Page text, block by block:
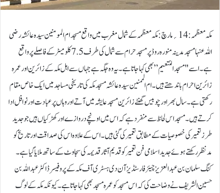
مکہ معظمہ :14؍مارچ: مکہ معظمہ کے شمال مغرب میں واقع مسجد ام المومنین سیدہ عائشہ رضی
اللہ عنہا مسجد مدینہ منورہ روڈ پر مسجد حرام سے شمال کی طرف 7.5 کلومیٹر کے فاصلے پر واقع
ہے۔ اسے "مسجد النتعیم” بھی کہا جاتا ہے۔ یہ وہ جگہ ہے جہاں سے اہل مکہ کے زائرین اور عمرہ
زائرین احرام باندھتے ہیں۔ام الممنین سیدہ عائشہ مسجد مکہ کی تاریخی مساجد میں ایک خاص مقام
رکھتی ہے۔ سال بھر اور چوبیس گھنٹے زائرین مسجد عایشہ میں آتے اور وہاں پر عبادت اور نوافل ادا
کرتے ہیں۔مسجد اس لحاظ سے منفرد ہے کہ اس میں اونچے دروازے اور کھڑکیاں ہیں جو جدید
طرز تعمیر کی خصوصیات کے مطابق تعمیر کی گئی ہیں۔ اس کے علاوہ اس کی صداقت اور تاریخ کو
مدنظر رکھتے ہوئے جدید اسلامی فن تعمیر کو قدیم آثار قدیمہ کی سجاوٹ کے ساتھ ملایا گیا ہے۔
کنگ سلمان بن عبدالعزیز چیئر فار سٹڈیز آن دی ہسٹری آف مکہ کے پروفیسر ڈاکٹر عبداللہ بن
حسین الشریف نے وضاحت کی کہ اس مسجد کو عمرہ مسجد بھی کہا جاتا ہے۔ کیونکہ مکہ کے لوگ